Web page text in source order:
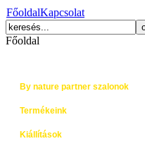
FőoldalKapcsolat
Főoldal
By nature partner szalonok
Termékeink
Kiállítások